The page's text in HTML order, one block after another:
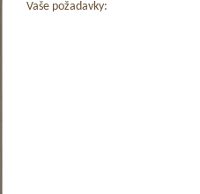
Vaše požadavky: